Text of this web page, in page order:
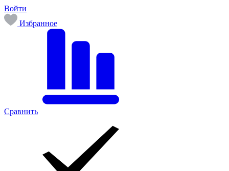
Войти
Избранное
Сравнить